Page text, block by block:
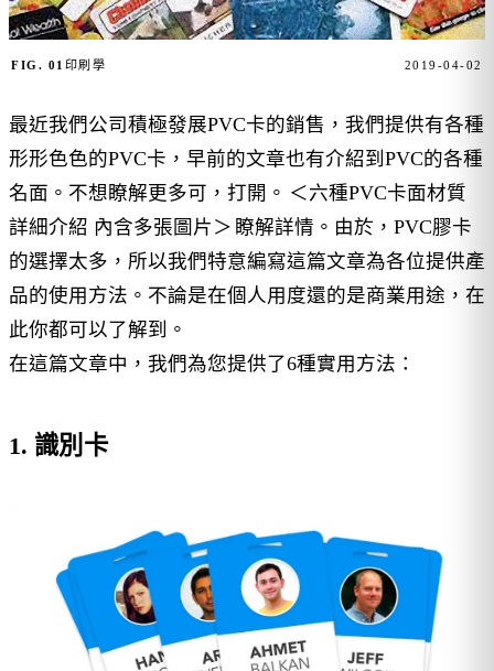
FIG. 01 印刷學 2019-04-02
最近我們公司積極發展PVC卡的銷售，我們提供有各種
形形色色的PVC卡，早前的文章也有介紹到PVC的各種
名面。不想瞭解更多可，打開。 ＜六種PVC卡面材質
詳細介紹 內含多張圖片＞ 瞭解詳情。由於，PVC膠卡
的選擇太多，所以我們特意編寫這篇文章為各位提供產
品的使用方法。不論是在個人用度還的是商業用途，在
此你都可以了解到。
在這篇文章中，我們為您提供了6種實用方法：
1. 識別卡